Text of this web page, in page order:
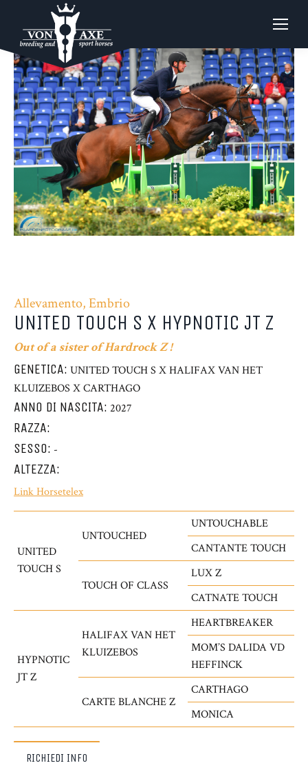
Allevamento, Embrio
UNITED TOUCH S X HYPNOTIC JT Z
Out of a sister of Hardrock Z !
GENETICA: UNITED TOUCH S X HALIFAX VAN HET
KLUIZEBOS X CARTHAGO
ANNO DI NASCITA: 2027
RAZZA:
SESSO: -
ALTEZZA:
Link Horsetelex
UNITED
TOUCH S
UNTOUCHED
UNTOUCHABLE
CANTANTE TOUCH
TOUCH OF CLASS
LUX Z
CATNATE TOUCH
HYPNOTIC
JT Z
HALIFAX VAN HET
KLUIZEBOS
HEARTBREAKER
MOM’S DALIDA VD
HEFFINCK
CARTE BLANCHE Z
CARTHAGO
MONICA
RICHIEDI INFO